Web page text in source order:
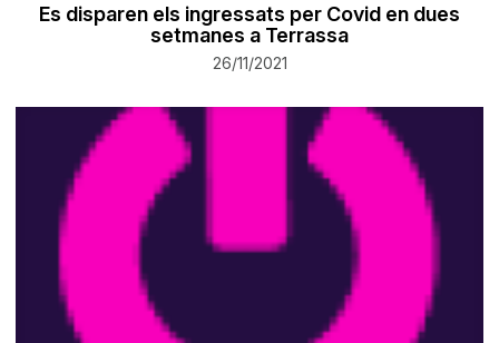
Es disparen els ingressats per Covid en dues
setmanes a Terrassa
26/11/2021